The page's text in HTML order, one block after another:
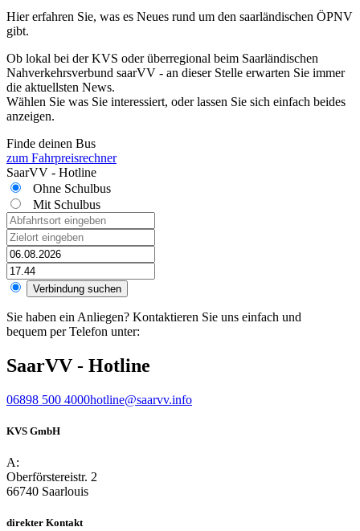
Hier erfahren Sie, was es Neues rund um den saarländischen ÖPNV
gibt.
Ob lokal bei der KVS oder überregional beim Saarländischen
Nahverkehrsverbund saarVV - an dieser Stelle erwarten Sie immer
die aktuellsten News.
Wählen Sie was Sie interessiert, oder lassen Sie sich einfach beides
anzeigen.
Finde deinen Bus
zum Fahrpreisrechner
SaarVV - Hotline
Ohne Schulbus
Mit Schulbus
Sie haben ein Anliegen? Kontaktieren Sie uns einfach und
bequem per Telefon unter:
SaarVV - Hotline
06898 500 4000hotline@saarvv.info
KVS GmbH
A:
Oberförstereistr. 2
66740 Saarlouis
direkter Kontakt